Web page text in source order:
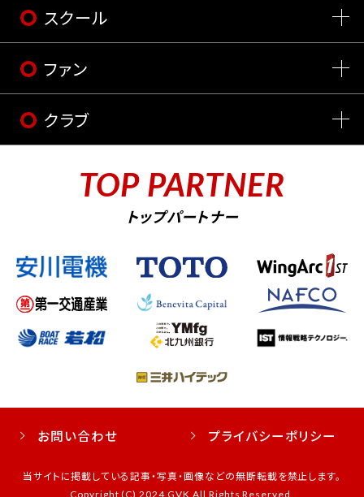
スクール
ファン
クラブ
TOP PARTNER
トップパートナー
お問い合わせ プライバシーポリシー
当サイトに掲載している記事・写真・画像などの無断転載を禁止します。
Copyright (C) 2024 GVK All Rights Reserved.